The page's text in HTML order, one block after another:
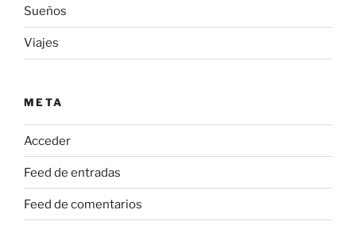
Sueños
Viajes
META
Acceder
Feed de entradas
Feed de comentarios